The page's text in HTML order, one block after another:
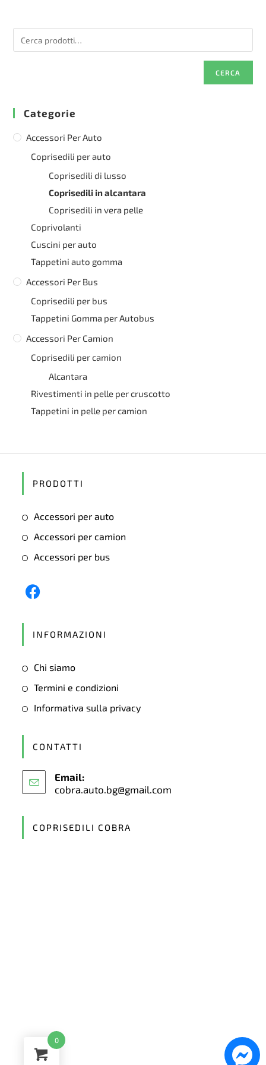
nella
nella
prodotto
CERCA
Categorie
Accessori Per Auto
Coprisedili per auto
Coprisedili di lusso
Coprisedili in alcantara
Coprisedili in vera pelle
Coprivolanti
Cuscini per auto
Tappetini auto gomma
Accessori Per Bus
Coprisedili per bus
Tappetini Gomma per Autobus
Accessori Per Camion
Coprisedili per camion
Alcantara
Rivestimenti in pelle per cruscotto
Tappetini in pelle per camion
PRODOTTI
Accessori per auto
Accessori per camion
Accessori per bus
tab
INFORMAZIONI
Chi siamo
Termini e condizioni
Informativa sulla privacy
CONTATTI
Email:
cobra.auto.bg@gmail.com
COPRISEDILI COBRA
0